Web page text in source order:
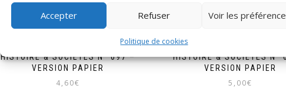
Accepter Refuser Voir les
Politique de cookies
HISTOIRE & SOCIÉTÉS N° 097 –
VERSION PAPIER
4,60€
HISTOIRE & SOCIÉTÉS N°
VERSION PAPIER
5,00€